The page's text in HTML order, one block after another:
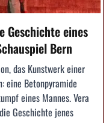
Geschichte eines
Bern
das Kunstwerk einer
eine Betonpyramide
eines Mannes. Vera
Geschichte jenes